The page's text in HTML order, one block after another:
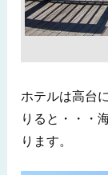
ホテルは高台
りると・・・
ります。